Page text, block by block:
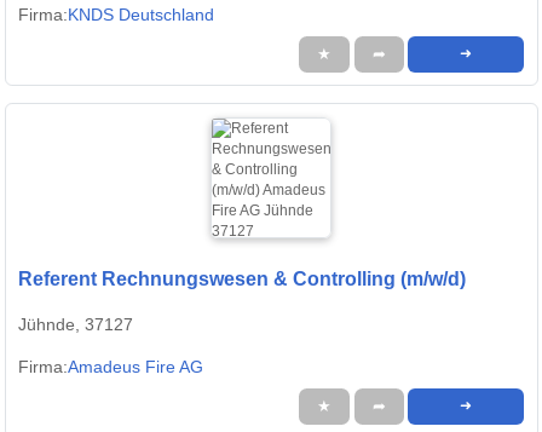
Firma:KNDS Deutschland
★ ➦ ➜
Referent Rechnungswesen & Controlling (m/w/d)
Jühnde, 37127
Firma:Amadeus Fire AG
★ ➦ ➜